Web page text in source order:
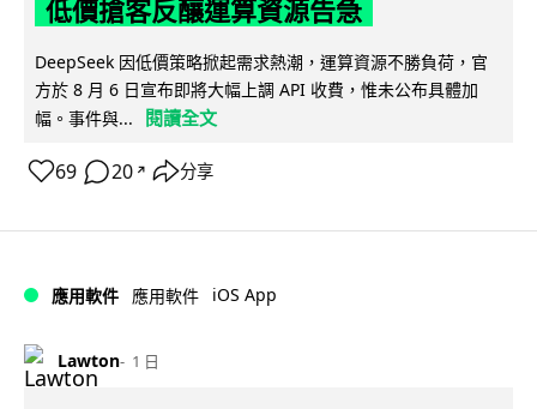
低價搶客反釀運算資源告急
DeepSeek 因低價策略掀起需求熱潮，運算資源不勝負荷，官
方於 8 月 6 日宣布即將大幅上調 API 收費，惟未公布具體加
幅。事件與...
閱讀全文
69 20 ↗ 分享
應用軟件 應用軟件 iOS App
Lawton 1 日